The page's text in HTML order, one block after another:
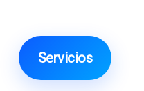
Servicios